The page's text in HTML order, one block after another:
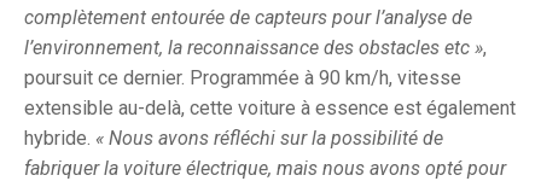
complètement entourée de capteurs pour l’analyse de
l’environnement, la reconnaissance des obstacles etc »,
poursuit ce dernier. Programmée à 90 km/h, vitesse
extensible au-delà, cette voiture à essence est également
hybride. « Nous avons réfléchi sur la possibilité de
fabriquer la voiture électrique, mais nous avons opté pour